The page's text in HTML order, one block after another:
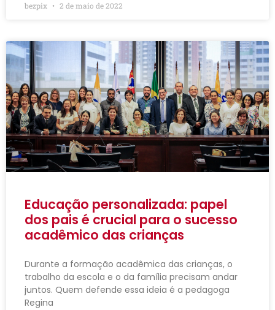
bezpix 2 de maio de 2022
Educação personalizada: papel
dos pais é crucial para o sucesso
acadêmico das crianças
Durante a formação acadêmica das crianças, o
trabalho da escola e o da família precisam andar
juntos. Quem defende essa ideia é a pedagoga
Regina